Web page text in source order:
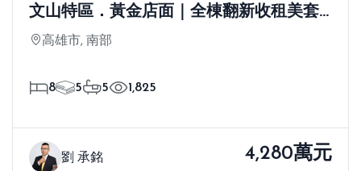
文山特區．黃金店面｜全棟翻新收租美套
房高雄市, 南部
8 5 5 1,825
劉 承銘 4,280萬元